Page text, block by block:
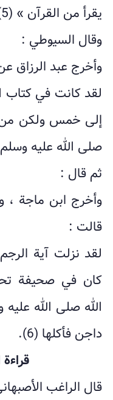
یقرأ من القرآن » (5).
وقال السیوطي :
وأخرج عبد الرزاق
لقد کانت في کتاب
إلى خمس ولکن من
صلى الله علیه
ثم قال :
وأخرج ابن ماجة ،
قالت :
لقد نزلت آیة
کان في صحیفة
الله صلى الله
داجن فأکلها (6).
قال الراغب